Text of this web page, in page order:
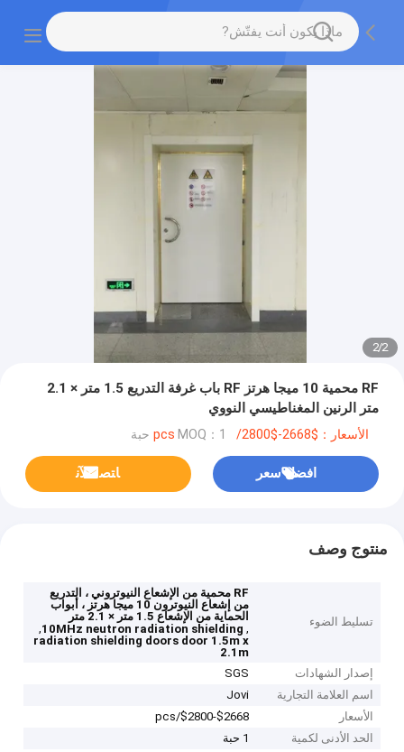
2
/
2
RF محمية 10 ميجا هرتز RF باب غرفة التدريع 1.5 متر × 2.1
متر الرنين المغناطيسي النووي
الأسعار：$2668-$2800/pcs MOQ：1 حبة
افضل سعر ﺎﺘﺼﻟ ﺍﻶﻧ
منتوج وصف
تسليط الضوء
RF محمية من الإشعاع النيوتروني ، التدريع
من إشعاع النيوترون 10 ميجا هرتز ، أبواب
الحماية من الإشعاع 1.5 متر × 2.1 متر
,
10MHz neutron radiation shielding
,
radiation shielding doors door 1.5m x
2.1m
إصدار الشهادات
SGS
اسم العلامة التجارية
Jovi
الأسعار
$2668-$2800/pcs
الحد الأدنى لكمية
1 حبة